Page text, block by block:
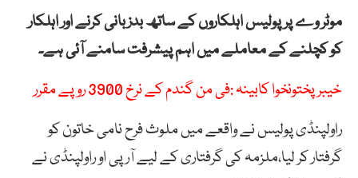
موٹر وے پر پولیس اہلکاروں کے ساتھ بدزبانی کرنے اور اہلکار
کو کچلنے کے معاملے میں اہم پیشرفت سامنے آئی ہے۔
خیبر پختونخوا کابینہ :فی من گندم کے نرخ 3900 روپے مقرر
راولپنڈی پولیس نے واقعے میں ملوث فرح نامی خاتون کو
گرفتار کر لیا،ملزمہ کی گرفتاری کے لیے آر پی او راولپنڈی نے